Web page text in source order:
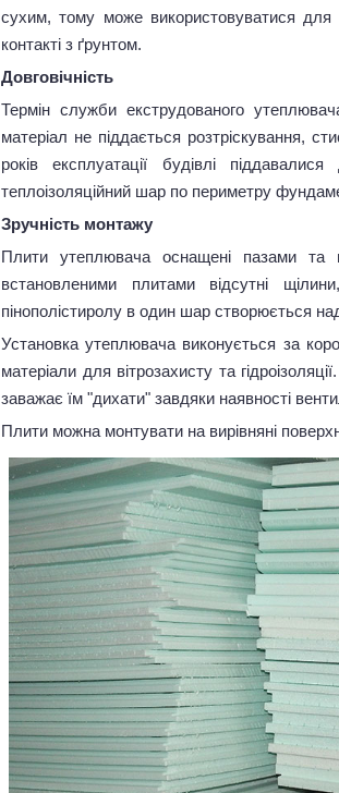
сухим, тому може використовуватися для
контакті з ґрунтом.
Довговічність
Термін служби екструдованого
матеріал не піддається розтріскування,
років експлуатації будівлі
теплоізоляційний шар по периметру
Зручність монтажу
Плити утеплювача оснащені пазами та
встановленими плитами відсутні
пінополістиролу в один шар створюється
Установка утеплювача виконується за
матеріали для вітрозахисту та
заважає їм "дихати" завдяки наявності
Плити можна монтувати на вирівняні